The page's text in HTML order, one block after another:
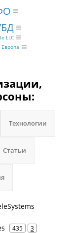
LLC
Европа
Технологии
Статьи
435 3